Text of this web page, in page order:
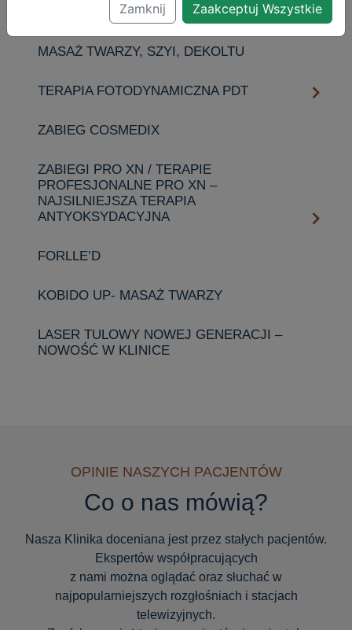
ZABIEGI HYDROPEPTIDE
MASAŻ TWARZY, SZYI, DEKOLTU
TERAPIA FOTODYNAMICZNA PDT
ZABIEG COSMEDIX
ZABIEGI PRO XN / TERAPIE
PROFESJONALNE PRO XN –
NAJSILNIEJSZA TERAPIA
ANTYOKSYDACYJNA
FORLLE’D
KOBIDO UP- MASAŻ TWARZY
LASER TULOWY NOWEJ GENERACJI –
NOWOŚĆ W KLINICE
OPINIE NASZYCH PACJENTÓW
Co o nas mówią?
Nasza Klinika doceniana jest przez stałych pacjentów.
Ekspertów współpracujących
z nami można oglądać oraz słuchać w
najpopularniejszych rozgłośniach i stacjach
telewizyjnych.
Zamknij Zaakceptuj Wszystkie